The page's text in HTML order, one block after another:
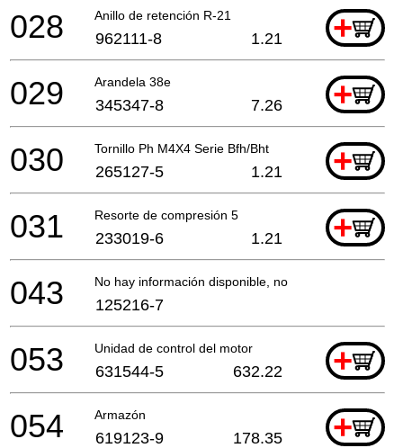
Anillo de retención R-21 +
028 962111-8 1.21
Arandela 38e +
029 345347-8 7.26
Tornillo Ph M4X4 Serie Bfh/Bht +
030 265127-5 1.21
Resorte de compresión 5 +
031 233019-6 1.21
No hay información disponible, no se puede pedir
043 125216-7
Unidad de control del motor +
053 631544-5 632.22
Armazón +
054 619123-9 178.35